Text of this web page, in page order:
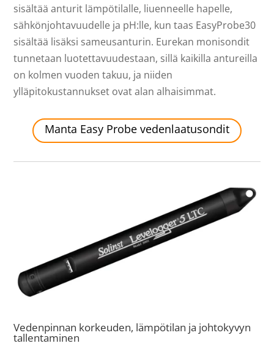
sisältää anturit lämpötilalle, liuenneelle hapelle,
sähkönjohtavuudelle ja pH:lle, kun taas EasyProbe30
sisältää lisäksi sameusanturin. Eurekan monisondit
tunnetaan luotettavuudestaan, sillä kaikilla antureilla
on kolmen vuoden takuu, ja niiden
ylläpitokustannukset ovat alan alhaisimmat.
Manta Easy Probe vedenlaatusondit
Vedenpinnan korkeuden, lämpötilan ja johtokyvyn
tallentaminen